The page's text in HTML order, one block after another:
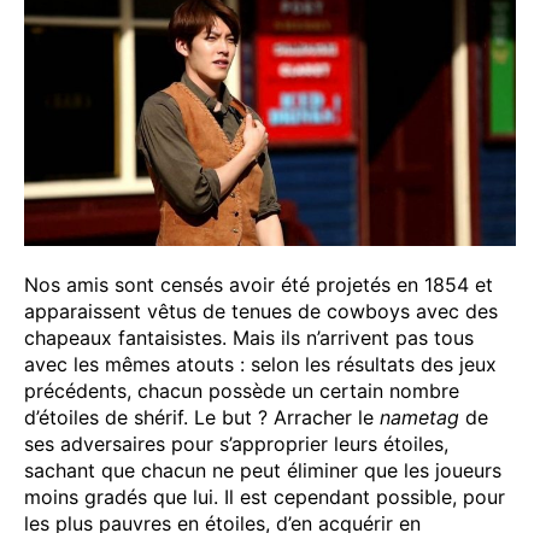
Nos amis sont censés avoir été projetés en 1854 et
apparaissent vêtus de tenues de cowboys avec des
chapeaux fantaisistes. Mais ils n’arrivent pas tous
avec les mêmes atouts : selon les résultats des jeux
précédents, chacun possède un certain nombre
d’étoiles de shérif. Le but ? Arracher le nametag de
ses adversaires pour s’approprier leurs étoiles,
sachant que chacun ne peut éliminer que les joueurs
moins gradés que lui. Il est cependant possible, pour
les plus pauvres en étoiles, d’en acquérir en